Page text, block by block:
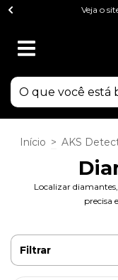
Veja o
Início > AKS
Localizar
precisa
Filtrar